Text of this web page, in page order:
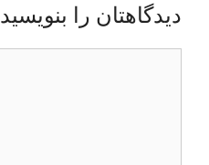
دیدگاهتان را بنویسید